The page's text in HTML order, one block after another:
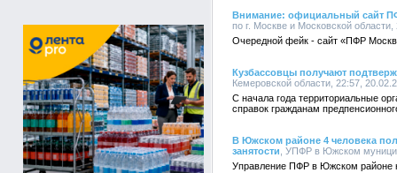
Внимание: официальный сайт
по г. Москве и Московской области,
Очередной фейк - сайт «ПФР
Кузбассовцы получают
Кемеровской области, 22:57,
С начала года территориальные
справок гражданам
В Южском районе 4 человека
занятости , УПФР в Южском
Управление ПФР в Южском районе